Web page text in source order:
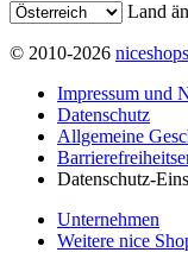
Land
© 2010-2026
Impressum und
Datenschutz
Allgemeine
Datenschutz-
Unternehmen
Weitere nice